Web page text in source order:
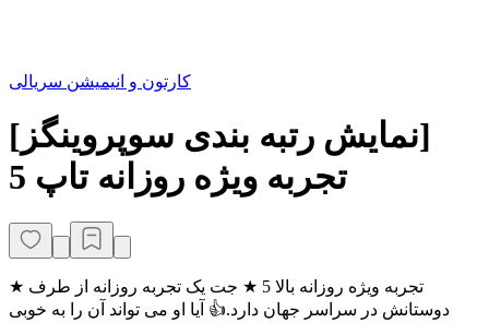
کارتون و انیمیشن سریالی
[نمایش رتبه بندی سوپروینگز]
تجربه ویژه روزانه تاپ 5
★ تجربه ویژه روزانه بالا 5 ★ جت یک تجربه روزانه از طرف
دوستانش در سراسر جهان دارد.👍 آیا او می تواند آن را به خوبی